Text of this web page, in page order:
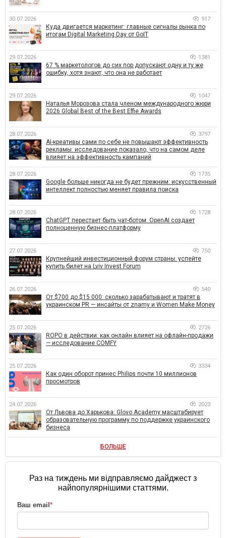
30.07.2026 917
Куда двигается маркетинг: главные сигналы рынка по
итогам Digital Marketing Day от GoIT
29.07.2026 1381
67 % маркетологов до сих пор допускают одну и ту же
ошибку, хотя знают, что она не работает
29.07.2026 1047
Наталья Морозова стала членом международного жюри
2026 Global Best of the Best Effie Awards
28.07.2026 3797
AI-креативы сами по себе не повышают эффективность
рекламы: исследование показало, что на самом деле
влияет на эффективность кампаний
28.07.2026 1735
Google больше никогда не будет прежним: искусственный
интеллект полностью меняет правила поиска
28.07.2026 1728
ChatGPT перестает быть чат-ботом. OpenAI создает
полноценную бизнес-платформу
27.07.2026 750
Крупнейший инвестиционный форум страны: успейте
купить билет на Lviv Invest Forum
26.07.2026 540
От $700 до $15 000: сколько зарабатывают и тратят в
украинском PR — инсайты от znamy и Women Make Money
25.07.2026 2726
ROPO в действии: как онлайн влияет на офлайн-продажи
— исследование COMFY
25.07.2026 3334
Как один оборот принес Philips почти 10 миллионов
просмотров
24.07.2026 2023
От Львова до Харькова: Glovo Academy масштабирует
образовательную программу по поддержке украинского
бизнеса
БОЛЬШЕ
Раз на тиждень ми відправляємо дайджест з
найпопулярнішими статтями.
Ваш email *